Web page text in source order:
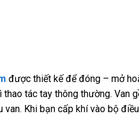
được thiết kế để đóng – mở
tác tay thông thường. Van
van. Khi bạn cấp khí vào bộ điều